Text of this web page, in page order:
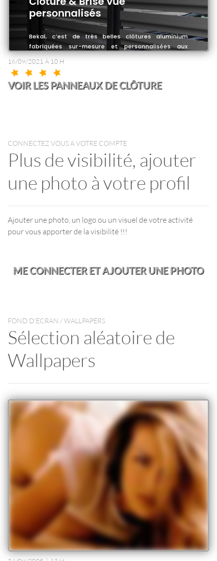
16/09/2021 À 10 H
VOIR LES PANNEAUX DE CLÔTURE
CONNECTEZ VOUS A VOTRE COMPTE
Plus de visibilité, ajouter
une photo à votre profil
Ajouter une photo, un logo ou un visuel de votre activité
pour vous apporter de la visibilité !!!
ME CONNECTER ET AJOUTER UNE PHOTO
FOND D'ECRAN / WALLPAPERS
Sélection aléatoire de
Wallpapers